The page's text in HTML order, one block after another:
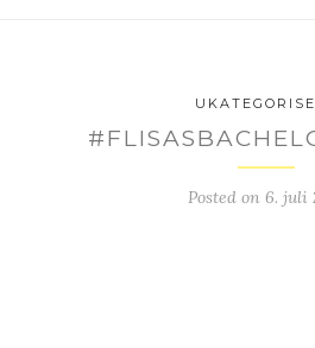
Posted on 6. juli